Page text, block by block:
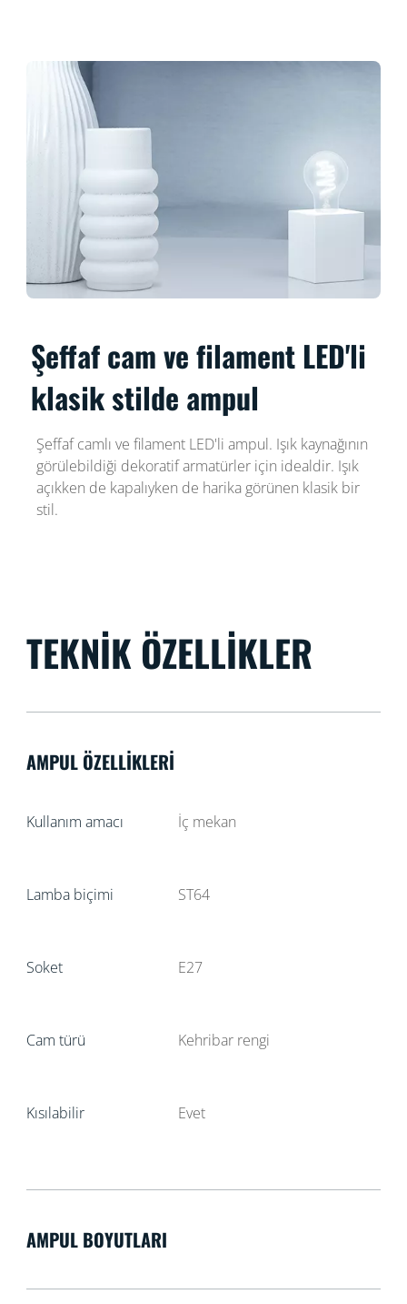
Şeffaf cam ve filament LED'li
klasik stilde ampul
Şeffaf camlı ve filament LED'li ampul. Işık kaynağının
görülebildiği dekoratif armatürler için idealdir. Işık
açıkken de kapalıyken de harika görünen klasik bir
stil.
TEKNIK ÖZELLIKLER
AMPUL ÖZELLIKLERI
Kullanım amacı İç mekan
Lamba biçimi ST64
Soket E27
Cam türü Kehribar rengi
Kısılabilir Evet
AMPUL BOYUTLARI